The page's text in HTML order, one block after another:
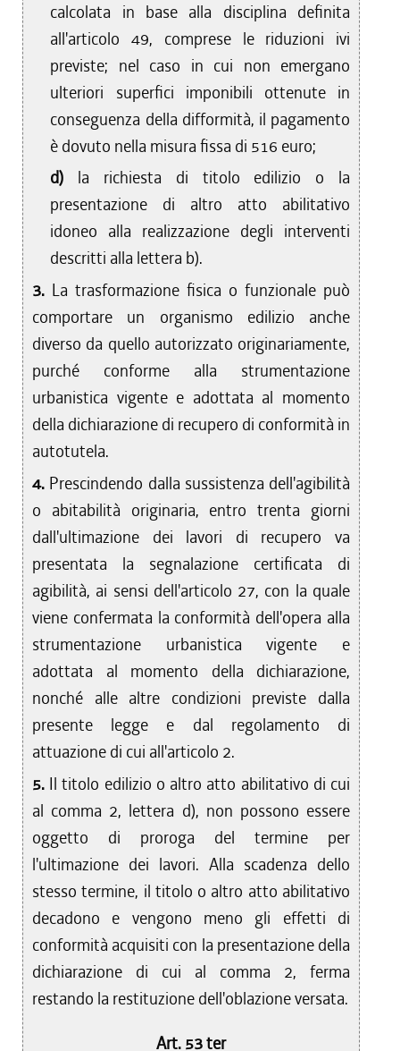
calcolata in base alla disciplina definita
all'articolo 49, comprese le riduzioni ivi
previste; nel caso in cui non emergano
ulteriori superfici imponibili ottenute in
conseguenza della difformità, il pagamento
è dovuto nella misura fissa di 516 euro;
d) la richiesta di titolo edilizio o la
presentazione di altro atto abilitativo
idoneo alla realizzazione degli interventi
descritti alla lettera b).
3. La trasformazione fisica o funzionale può
comportare un organismo edilizio anche
diverso da quello autorizzato originariamente,
purché conforme alla strumentazione
urbanistica vigente e adottata al momento
della dichiarazione di recupero di conformità in
autotutela.
4. Prescindendo dalla sussistenza dell'agibilità
o abitabilità originaria, entro trenta giorni
dall'ultimazione dei lavori di recupero va
presentata la segnalazione certificata di
agibilità, ai sensi dell'articolo 27, con la quale
viene confermata la conformità dell'opera alla
strumentazione urbanistica vigente e
adottata al momento della dichiarazione,
nonché alle altre condizioni previste dalla
presente legge e dal regolamento di
attuazione di cui all'articolo 2.
5. Il titolo edilizio o altro atto abilitativo di cui
al comma 2, lettera d), non possono essere
oggetto di proroga del termine per
l'ultimazione dei lavori. Alla scadenza dello
stesso termine, il titolo o altro atto abilitativo
decadono e vengono meno gli effetti di
conformità acquisiti con la presentazione della
dichiarazione di cui al comma 2, ferma
restando la restituzione dell'oblazione versata.
Art. 53 ter